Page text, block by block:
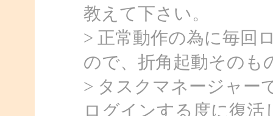
教えて下さい。
> 正常動作の為に毎回
ので、折角起動そのも
> タスクマネージャー
ログインする度に復活